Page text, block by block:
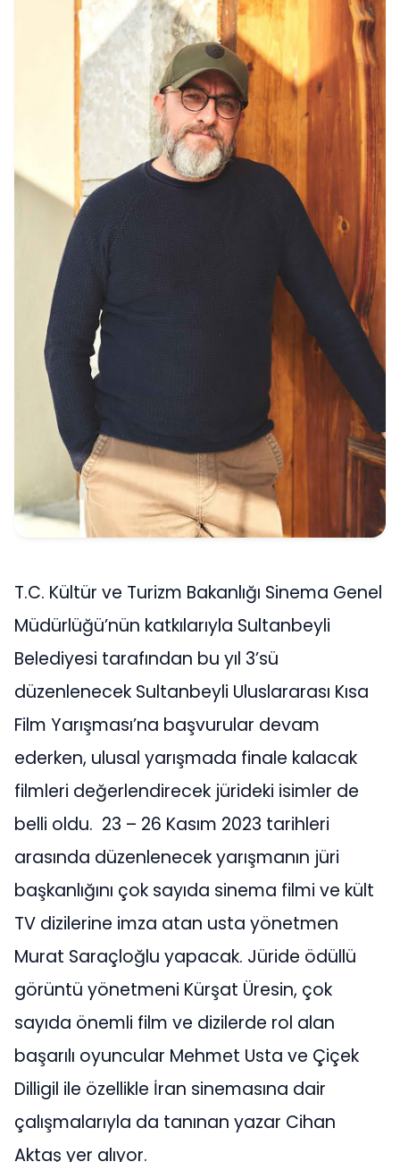
T.C. Kültür ve Turizm Bakanlığı Sinema Genel
Müdürlüğü’nün katkılarıyla Sultanbeyli
Belediyesi tarafından bu yıl 3’sü
düzenlenecek Sultanbeyli Uluslararası Kısa
Film Yarışması’na başvurular devam
ederken, ulusal yarışmada finale kalacak
filmleri değerlendirecek jürideki isimler de
belli oldu. 23 – 26 Kasım 2023 tarihleri
arasında düzenlenecek yarışmanın jüri
başkanlığını çok sayıda sinema filmi ve kült
TV dizilerine imza atan usta yönetmen
Murat Saraçloğlu yapacak. Jüride ödüllü
görüntü yönetmeni Kürşat Üresin, çok
sayıda önemli film ve dizilerde rol alan
başarılı oyuncular Mehmet Usta ve Çiçek
Dilligil ile özellikle İran sinemasına dair
çalışmalarıyla da tanınan yazar Cihan
Aktaş yer alıyor.